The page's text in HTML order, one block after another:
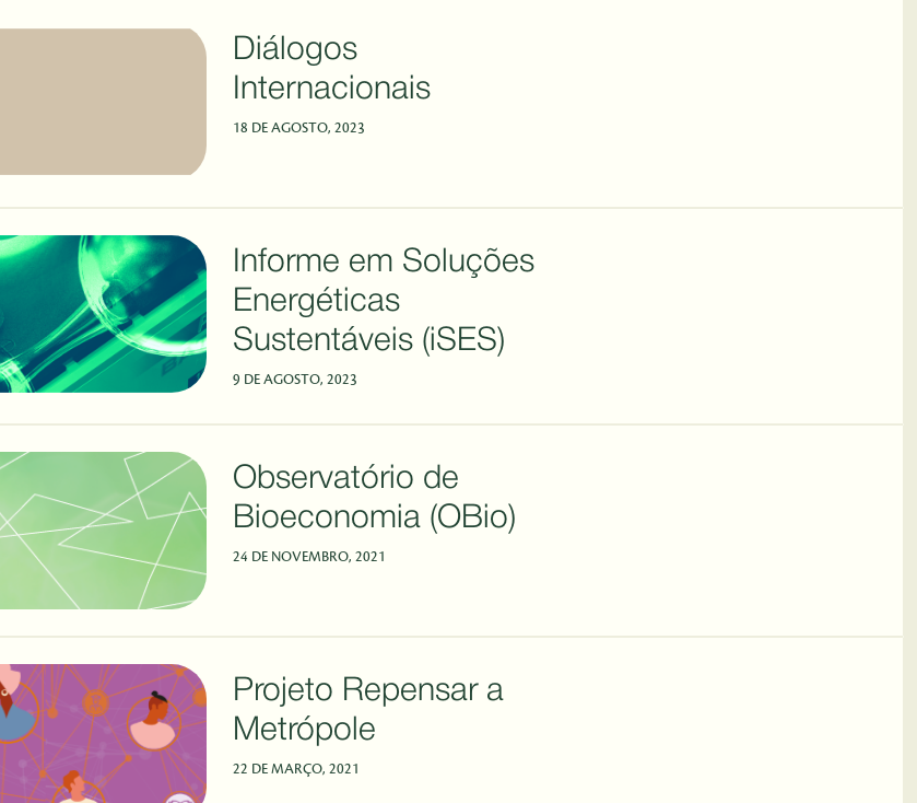
Diálogos
Internacionais
18 DE AGOSTO, 2023
Informe em Soluções
Energéticas
Sustentáveis (iSES)
9 DE AGOSTO, 2023
Observatório de
Bioeconomia (OBio)
24 DE NOVEMBRO, 2021
Projeto Repensar a
Metrópole
22 DE MARÇO, 2021